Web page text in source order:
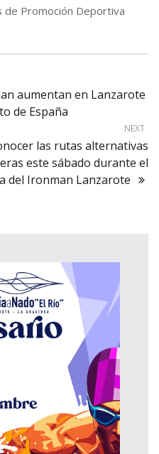
de Promoción Deportiva
aumentan en Lanzarote
de España
NEXT
las rutas alternativas
este sábado durante el
del Ironman Lanzarote